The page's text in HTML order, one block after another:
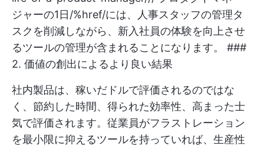
ジャーの1日/%href/には、人事スタッフの管理タ
スクを削減しながら、新入社員の体験を向上させ
るツールの管理が含まれることになります。 ###
2. 価値の創出によるより良い結果
社内製品は、稼いだドルで評価されるのではな
く、節約した時間、得られた効率性、高まった士
気で評価されます。従業員がフラストレーション
を最小限に抑えるツールを持っていれば、生産性